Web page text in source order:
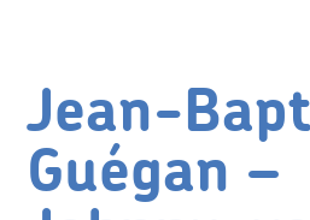
Jean-
Guégan –